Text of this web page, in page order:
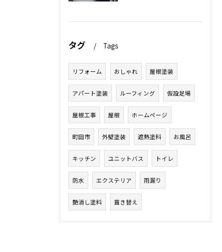
タグ Tags
リフォーム おしゃれ 屋根塗装
アパート塗装 ルーフィング 仮設足場
屋根工事 屋根 ホームページ
町田市 外壁塗装 遮熱塗料 お風呂
キッチン ユニットバス トイレ
防水 エクステリア 雨漏り
艶消し塗料 葺き替え